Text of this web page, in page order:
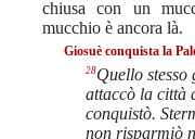
chiusa con un
mucchio è ancora là.
Giosuè conquista la
28Quello
attaccò la città
conquistò.
non risparmiò